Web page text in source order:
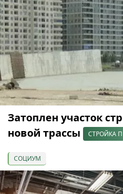
Затоплен участок
новой трассы
СТРОЙКА
СОЦИУМ